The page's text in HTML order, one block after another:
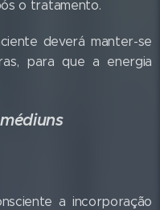
o tratamento.
deverá manter-se
para que a energia
a incorporação